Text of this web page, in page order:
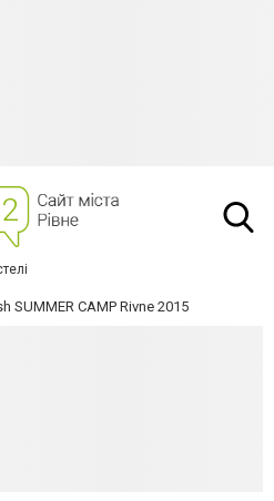
SUMMER CAMP Rivne 2015